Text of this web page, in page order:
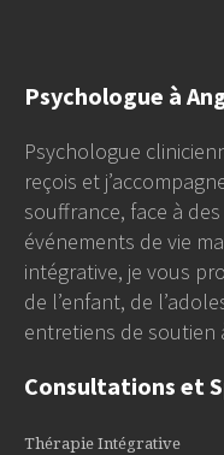
Psychologue à
Psychologue
reçois et
souffrance, face à
événements de vie
intégrative, je vous
de l’enfant, de
entretiens de soutien
Consultations et
Thérapie Intégrative